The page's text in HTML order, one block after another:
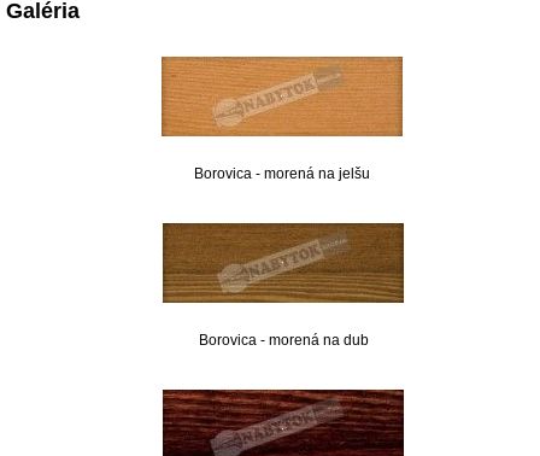
Galéria
Borovica - morená na jelšu
Borovica - morená na dub